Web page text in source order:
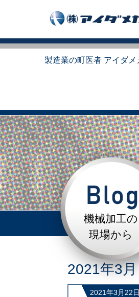
製造業の町医者 アイダメ
機械加工の
現場から
2021年3
2021年3月22日